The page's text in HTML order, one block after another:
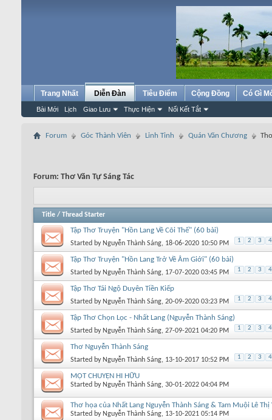
Trang Nhất Diễn Đàn
Bài Mới Lịch Giao Lưu Thực Hiện Nối Kết Tắt
Tiêu Điểm Cộng Đồng Có Gì
Forum Góc Thành Viên Linh Tinh Quán Văn Chương
Forum: Thơ Văn Tự Sáng Tác
Title / Thread Starter
Tập Thơ Truyện "Hồn Lang Về Cõi Thế" (60 bài)
Started by Nguyễn Thành Sáng, 18-06-2020 10:50 PM 1 2 3 4
Tập Thơ Truyện "Hồn Lang Trở Về Âm Giới" (60 bài)
Started by Nguyễn Thành Sáng, 17-07-2020 03:45 PM 1 2 3 4
Tập Thơ Tái Ngộ Duyên Tiền Kiếp
Started by Nguyễn Thành Sáng, 20-09-2020 03:23 PM 1 2 3 4
Tập Thơ Chọn Lọc - Nhất Lang (Nguyễn Thành Sáng)
Started by Nguyễn Thành Sáng, 27-09-2021 04:20 PM 1 2 3 4
Thơ Nguyễn Thành Sáng
Started by Nguyễn Thành Sáng, 13-10-2017 10:52 PM 1 2 3 4
MỘT CHUYỆN HI HỮU
Started by Nguyễn Thành Sáng, 30-01-2022 04:04 PM
Thơ họa của Nhất Lang Nguyễn Thành Sáng & Tam Muội Lê Thị
Started by Nguyễn Thành Sáng, 13-10-2021 05:14 PM